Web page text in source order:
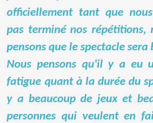
officiellement tant que
pas terminé nos répétitions,
pensons que le spectacle sera
Nous pensons qu'il y a eu
fatigue quant à la durée du
y a beaucoup de jeux et
personnes qui veulent en